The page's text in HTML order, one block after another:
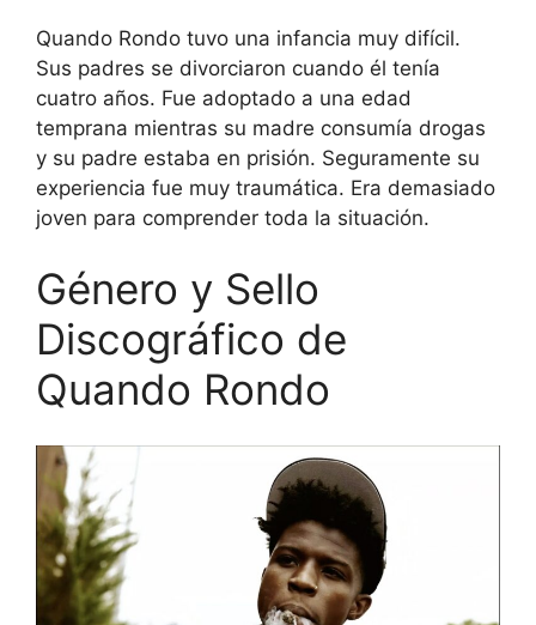
Quando Rondo tuvo una infancia muy difícil.
Sus padres se divorciaron cuando él tenía
cuatro años. Fue adoptado a una edad
temprana mientras su madre consumía drogas
y su padre estaba en prisión. Seguramente su
experiencia fue muy traumática. Era demasiado
joven para comprender toda la situación.
Género y Sello
Discográfico de
Quando Rondo